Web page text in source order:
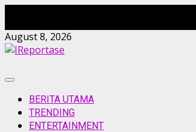
Skip
to
August 8, 2026
Primary
MenuBERITA UTAMA
TRENDING
ENTERTAINMENT